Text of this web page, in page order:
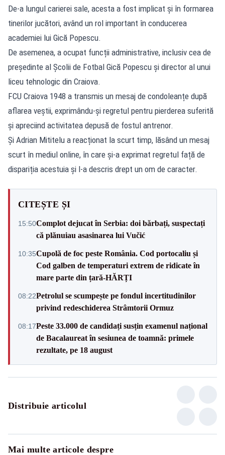
De-a lungul carierei sale, acesta a fost implicat și în formarea
tinerilor jucători, având un rol important în conducerea
academiei lui Gică Popescu.
De asemenea, a ocupat funcții administrative, inclusiv cea de
președinte al Școlii de Fotbal Gică Popescu și director al unui
liceu tehnologic din Craiova.
FCU Craiova 1948 a transmis un mesaj de condoleanțe după
aflarea veștii, exprimându-și regretul pentru pierderea suferită
și apreciind activitatea depusă de fostul antrenor.
Și Adrian Mititelu a reacționat la scurt timp, lăsând un mesaj
scurt în mediul online, în care și-a exprimat regretul față de
dispariția acestuia și l-a descris drept un om de caracter.
CITEȘTE ȘI
15:50Complot dejucat în Serbia: doi bărbați, suspectați
că plănuiau asasinarea lui Vučić
10:35Cupolă de foc peste România. Cod portocaliu și
Cod galben de temperaturi extrem de ridicate în
mare parte din țară-HĂRȚI
08:22Petrolul se scumpește pe fondul incertitudinilor
privind redeschiderea Strâmtorii Ormuz
08:17Peste 33.000 de candidați susțin examenul național
de Bacalaureat în sesiunea de toamnă: primele
rezultate, pe 18 august
Distribuie articolul
Mai multe articole despre